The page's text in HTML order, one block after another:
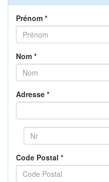
Prénom *
Nom *
Adresse *
Code Postal *